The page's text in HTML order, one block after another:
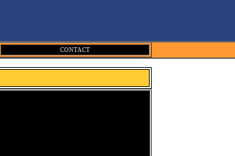
CONTACT